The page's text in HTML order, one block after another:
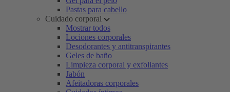
Pastas para cabello
Cuidado corporal
Mostrar todos
Lociones corporales
Desodorantes y antitranspirantes
Geles de baño
Limpieza corporal y exfoliantes
Jabón
Afeitadoras corporales